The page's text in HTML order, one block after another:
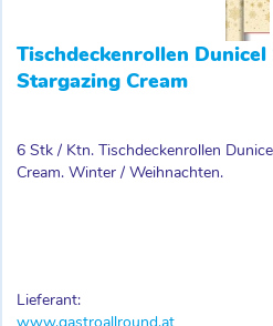
Tischdeckenrollen Dunicel
Stargazing Cream
6 Stk / Ktn. Tischdeckenrollen
Cream. Winter / Weihnachten.
Lieferant: